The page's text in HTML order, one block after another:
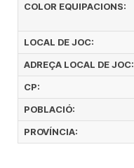
COLOR EQUIPACIONS:
LOCAL DE JOC:
ADREÇA LOCAL DE JOC:
CP:
POBLACIÓ:
PROVÍNCIA: